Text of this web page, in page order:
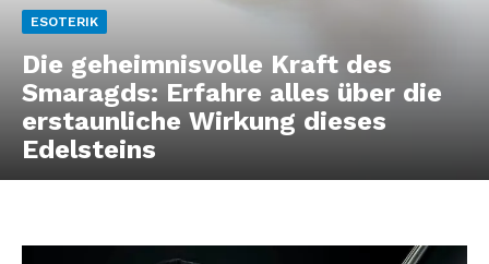
ESOTERIK
Die geheimnisvolle Kraft des
Smaragds: Erfahre alles über die
erstaunliche Wirkung dieses
Edelsteins